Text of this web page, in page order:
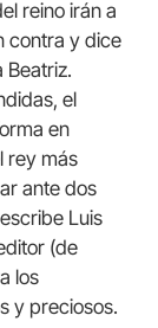
reino irán a
contra y dice
Beatriz.
el
en
rey más
ante dos
Luis
(de
los
y preciosos.